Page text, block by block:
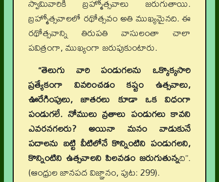
బ్రహ్మోత్సవాలలో రథోత్సవం అతి ముఖ్యమైనది. ఈ
రథోత్సవాన్ని తిరుపతి వాసులంతా చాలా
పవిత్రంగా, ముఖ్యంగా జరుపుకుంటారు.
“తెలుగు వారి పండుగలను ఒక్కొక్కసారి
ప్రత్యేకంగా వివరించడం కష్టం ఉత్సవాలు,
ఊరేగింపులు, జాతరలు కూడా ఒక విధంగా
పండుగలే. నోములు వ్రతాలు పండుగలు కావని
ఎవరనగలరు? అయినా మనం వాడుకునే
పదాలను బట్టి వీటిలోనే కొన్నింటిని పండుగలని,
కొన్నింటిని ఉత్సవాలని పిలవడం జరుగుతున్నది”.
(ఆంధ్రుల జానపద విజ్ఞానం, పుట: 299).